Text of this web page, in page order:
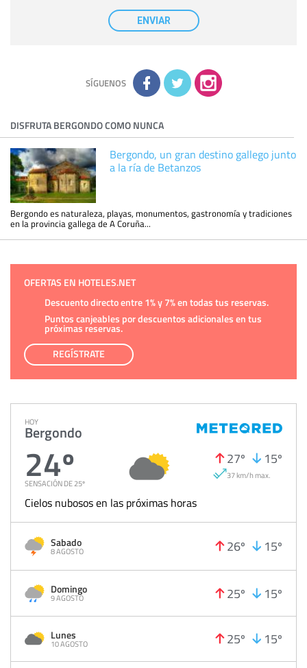
con carácter general, sólo el personal de
nuestra entidad que esté debidamente autorizado podrá
tener conocimiento de la información que le pedimos. No se
comunicarán datos a terceros.
adicional y detallada sobre cómo tratamos sus datos en la
política de privacidad
ENVIAR
SÍGUENOS
DISFRUTA BERGONDO COMO NUNCA
Bergondo, un gran destino gallego junto
a la ría de Betanzos
Bergondo es naturaleza, playas, monumentos, gastronomía y tradiciones
en la provincia gallega de A Coruña...
OFERTAS EN HOTELES.NET
Descuento directo entre 1% y 7% en todas tus reservas.
Puntos canjeables por descuentos adicionales en tus
próximas reservas.
REGÍSTRATE
HOY
Bergondo
24º
SENSACIÓN DE 25º
27º 15º
37 km/h max.
Cielos nubosos en las próximas horas
Sabado
8 AGOSTO 26º 15º
Domingo
9 AGOSTO 25º 15º
Lunes
10 AGOSTO 25º 15º